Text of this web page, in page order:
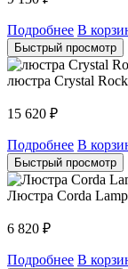
Подробнее В
Быстрый просмотр
люстра Crystal
15 620 ₽
Подробнее В
Быстрый просмотр
Люстра Corda Lamp
6 820 ₽
Подробнее В